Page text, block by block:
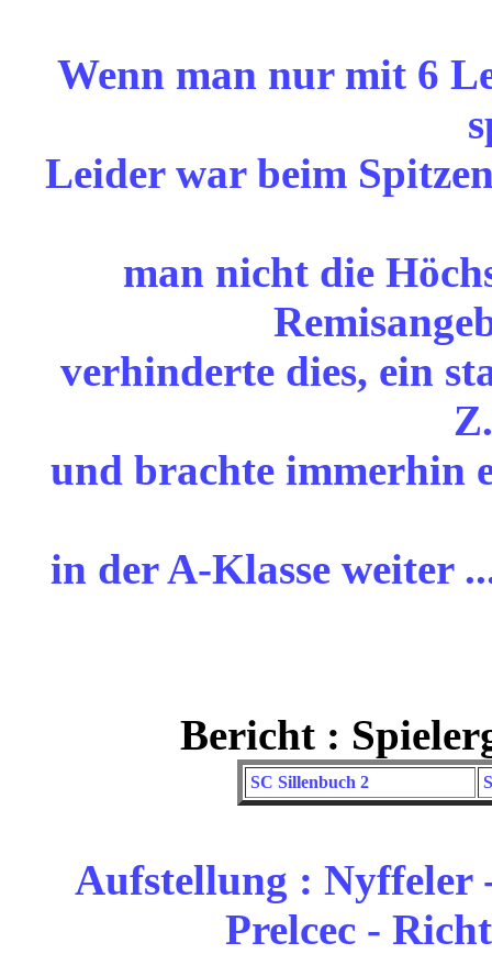
Wenn man nur mit 6
Leider war beim
man nicht die
verhinderte dies, ein
und brachte immerhin
in der A-Klasse weiter
Bericht :
SC Sillenbuch 2
Aufstellung : Nyffeler
Prelcec -